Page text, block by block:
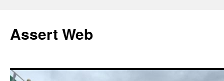
テ
ン
ス
キ
Assert Web